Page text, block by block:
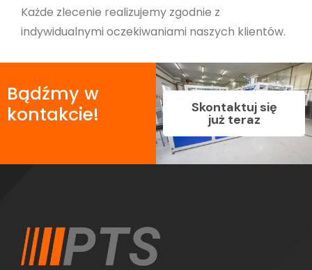
Każde zlecenie realizujemy zgodnie z
indywidualnymi oczekiwaniami naszych klientów.
Bądźmy w
kontakcie!
Skontaktuj się
już teraz